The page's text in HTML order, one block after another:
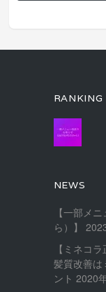
RANKING
NEWS
【一部メ
ら）】
【ミネコ
髪質改善は
ント 2020